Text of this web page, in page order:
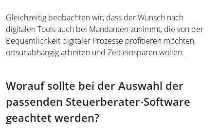
Gleichzeitig beobachten wir, dass der Wunsch nach
digitalen Tools auch bei Mandanten zunimmt, die von der
Bequemlichkeit digitaler Prozesse profitieren möchten,
ortsunabhängig arbeiten und Zeit einsparen wollen.
Worauf sollte bei der Auswahl der
passenden Steuerberater-Software
geachtet werden?